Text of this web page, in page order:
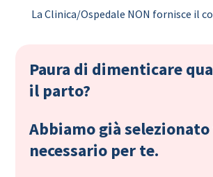
La Clinica/Ospedale NON fornisce il
Paura di dimenticare
il parto?
Abbiamo già
necessario per te.